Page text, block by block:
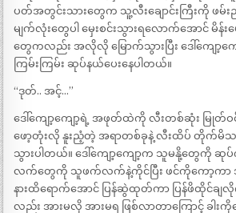
ပတ်အတွင်းသားတွေက သူ့လီးချောင်းကြီးကို ဖမ်း
မျက်လုံးတွေပါ မှေးစင်းသွားရလောက်အောင် မိန်
တွေကလည်း အလိုလို မြောက်သွားပြီး ဒေါ်ကျော့က
ကြမ်းကြမ်း ဆုပ်နယ်ပေးနေပါတယ်။
“ဒုတ်.. အင့်…”
ဒေါ်ကျော့ကျော့ရဲ့ အဖုတ်ထဲကို လီးတစ်ဆုံး မြုတ်ဝ
ဖော့တုံးလို နူးညံ့တဲ့ အရာတစ်ခုနဲ့ လီးထိပ် တိုက်မိသလိုဖ
သွားပါတယ်။ ဒေါ်ကျော့ကျော့က သူမနို့တွေကို ဆု
လက်တွေကို သူဖက်လက်နဲ့ကိုင်ပြီး ဖင်ကိုကော့က
နားထိရောက်အောင် ပြန်ဆွဲထုတ်ကာ ပြန်ဖိထိုင်ခ
လည်း အားမလို အားမရ ဖြစ်လာတာကြောင့် ခါးကိုက